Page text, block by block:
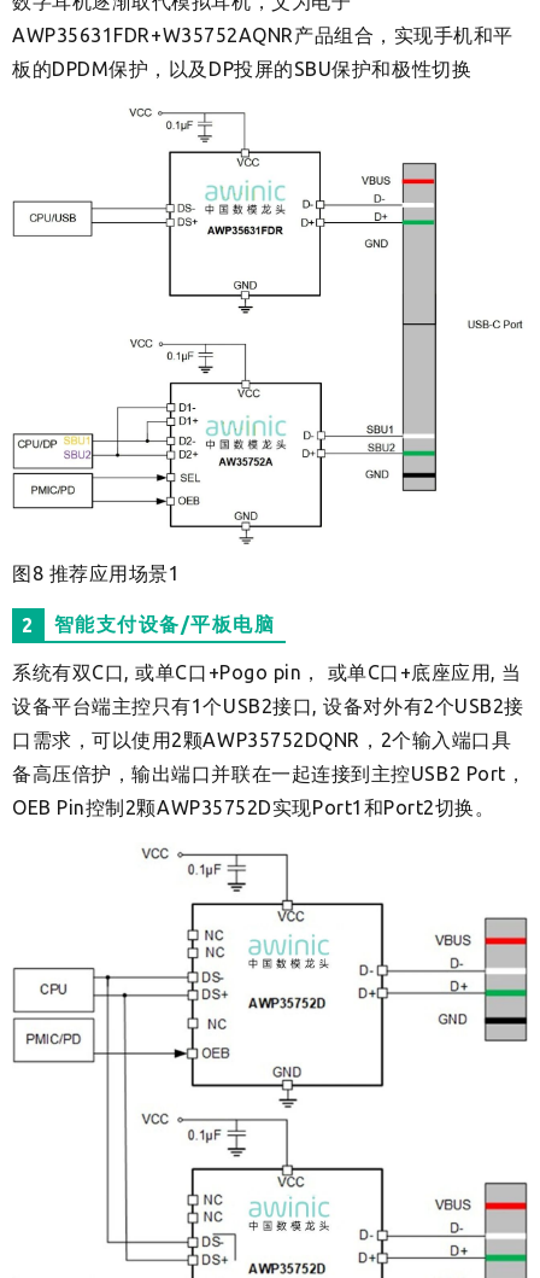
AWP35631FDR+W35752AQNR产品组合，实现手机和平
板的DPDM保护，以及DP投屏的SBU保护和极性切换
图8 推荐应用场景1
2 智能支付设备/平板电脑
系统有双C口, 或单C口+Pogo pin， 或单C口+底座应用, 当
设备平台端主控只有1个USB2接口, 设备对外有2个USB2接
口需求，可以使用2颗AWP35752DQNR，2个输入端口具
备高压倍护，输出端口并联在一起连接到主控USB2 Port，
OEB Pin控制2颗AWP35752D实现Port1和Port2切换。